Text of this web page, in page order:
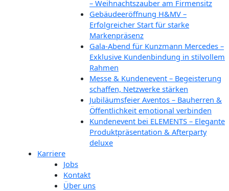
– Weihnachtszauber am Firmensitz
Gebäudeeröffnung H&MV –
Erfolgreicher Start für starke
Markenpräsenz
Gala-Abend für Kunzmann Mercedes –
Exklusive Kundenbindung in stilvollem
Rahmen
Messe & Kundenevent – Begeisterung
schaffen, Netzwerke stärken
Jubiläumsfeier Aventos – Bauherren &
Öffentlichkeit emotional verbinden
Kundenevent bei ELEMENTS – Elegante
Produktpräsentation & Afterparty
deluxe
Karriere
Jobs
Kontakt
Über uns